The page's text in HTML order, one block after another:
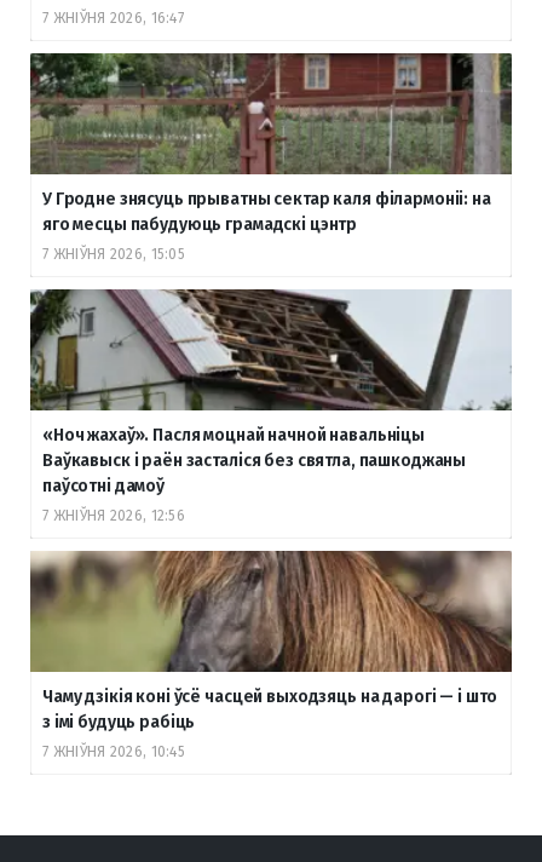
7 ЖНІЎНЯ 2026, 16:47
У Гродне знясуць прыватны сектар каля філармоніі: на
яго месцы пабудуюць грамадскі цэнтр
7 ЖНІЎНЯ 2026, 15:05
«Ноч жахаў». Пасля моцнай начной навальніцы
Ваўкавыск і раён засталіся без святла, пашкоджаны
паўсотні дамоў
7 ЖНІЎНЯ 2026, 12:56
Чаму дзікія коні ўсё часцей выходзяць на дарогі — і што
з імі будуць рабіць
7 ЖНІЎНЯ 2026, 10:45